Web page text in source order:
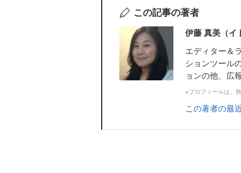
この記事の著者
伊藤 真美（イ
エディター＆
ションツール
ョンの他、広
※プロフィールは、
この著者の最